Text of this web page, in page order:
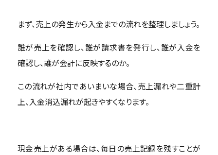
まず、売上の発生から入金までの流れを整理しましょう。
誰が売上を確認し、誰が請求書を発行し、誰が入金を
確認し、誰が会計に反映するのか。
この流れが社内であいまいな場合、売上漏れや二重計
上、入金消込漏れが起きやすくなります。
現金売上がある場合は、毎日の売上記録を残すことが